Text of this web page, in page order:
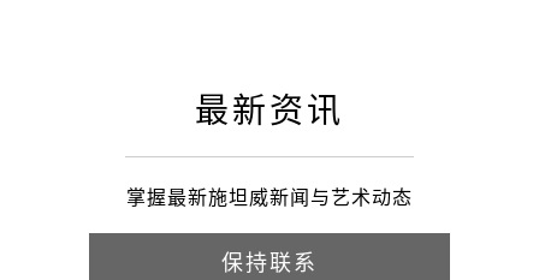
最新资讯
掌握最新施坦威新闻与艺术动态
保持联系